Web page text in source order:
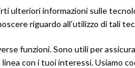
ulteriori informazioni sulle
riguardo all’utilizzo di tali
funzioni. Sono utili per
con i tuoi interessi. Usiamo